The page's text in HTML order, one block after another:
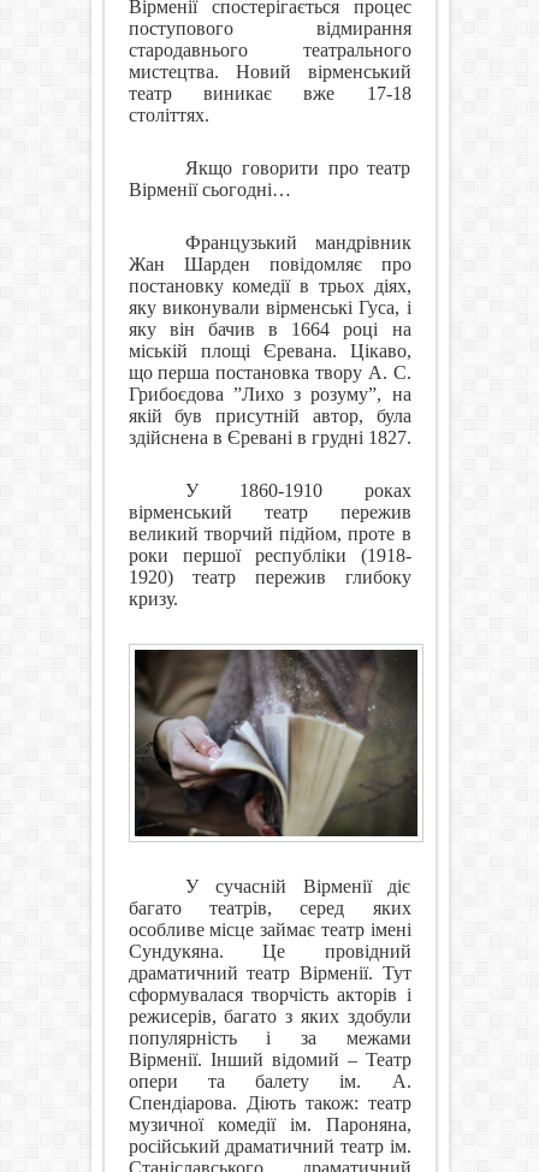
Вірменії спостерігається процес
поступового відмирання
стародавнього театрального
мистецтва. Новий вірменський
театр виникає вже 17-18
століттях.
Якщо говорити про театр
Вірменії сьогодні…
Французький мандрівник
Жан Шарден повідомляє про
постановку комедії в трьох діях,
яку виконували вірменські Гуса, і
яку він бачив в 1664 році на
міській площі Єревана. Цікаво,
що перша постановка твору А. С.
Грибоєдова ”Лихо з розуму”, на
якій був присутній автор, була
здійснена в Єревані в грудні 1827.
У 1860-1910 роках
вірменський театр пережив
великий творчий підйом, проте в
роки першої республіки (1918-
1920) театр пережив глибоку
кризу.
У сучасній Вірменії діє
багато театрів, серед яких
особливе місце займає театр імені
Сундукяна. Це провідний
драматичний театр Вірменії. Тут
сформувалася творчість акторів і
режисерів, багато з яких здобули
популярність і за межами
Вірменії. Інший відомий – Театр
опери та балету ім. А.
Спендіарова. Діють також: театр
музичної комедії ім. Пароняна,
російський драматичний театр ім.
Станіславського, драматичний